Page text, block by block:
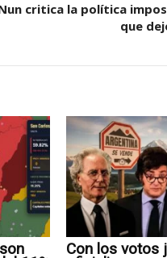
critica la política
que
Con los votos